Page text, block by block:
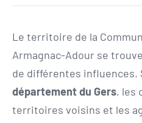
Le territoire de la
Armagnac-Adour se
de différentes influences.
département du Gers, les
territoires voisins et les